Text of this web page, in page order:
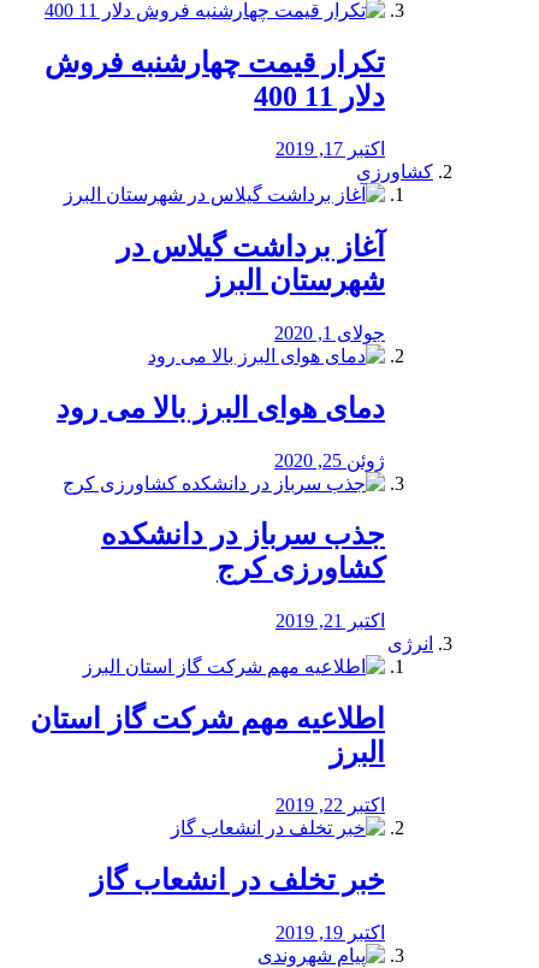
تکرار قیمت چهارشنبه فروش
دلار 11 400
اکتبر 17, 2019
کشاورزی
آغاز برداشت گیلاس در
شهرستان البرز
جولای 1, 2020
دمای هوای البرز بالا می رود
ژوئن 25, 2020
جذب سرباز در دانشکده
کشاورزی کرج
اکتبر 21, 2019
انرژی
️اطلاعیه مهم شرکت گاز استان
البرز
اکتبر 22, 2019
خبر تخلف در انشعاب گاز
اکتبر 19, 2019